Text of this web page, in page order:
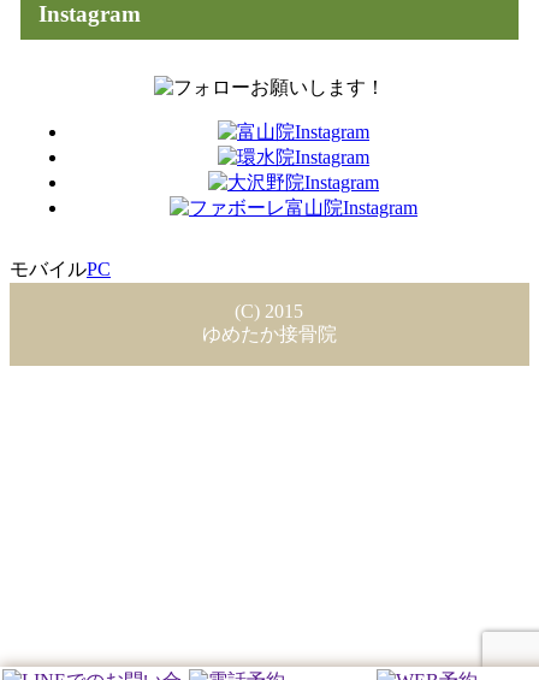
Instagram
モバイルPC
(C) 2015
ゆめたか接骨院